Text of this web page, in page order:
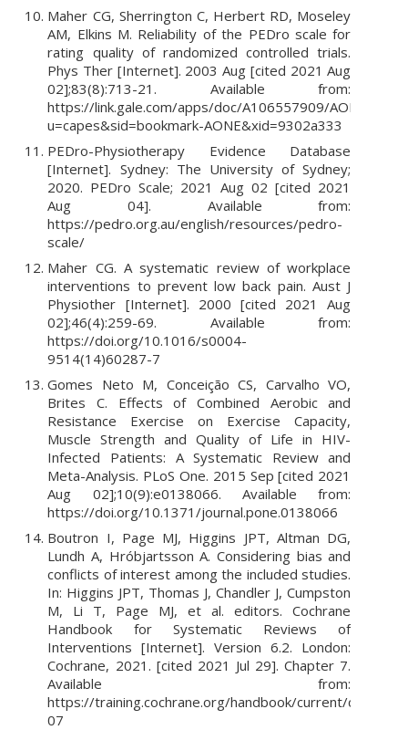
Maher CG, Sherrington C, Herbert RD, Moseley
AM, Elkins M. Reliability of the PEDro scale for
rating quality of randomized controlled trials.
Phys Ther [Internet]. 2003 Aug [cited 2021 Aug
02];83(8):713-21. Available from:
https://link.gale.com/apps/doc/A106557909/AONE?
u=capes&sid=bookmark-AONE&xid=9302a333
PEDro-Physiotherapy Evidence Database
[Internet]. Sydney: The University of Sydney;
2020. PEDro Scale; 2021 Aug 02 [cited 2021
Aug 04]. Available from:
https://pedro.org.au/english/resources/pedro-
scale/
Maher CG. A systematic review of workplace
interventions to prevent low back pain. Aust J
Physiother [Internet]. 2000 [cited 2021 Aug
02];46(4):259-69. Available from:
https://doi.org/10.1016/s0004-
9514(14)60287-7
Gomes Neto M, Conceição CS, Carvalho VO,
Brites C. Effects of Combined Aerobic and
Resistance Exercise on Exercise Capacity,
Muscle Strength and Quality of Life in HIV-
Infected Patients: A Systematic Review and
Meta-Analysis. PLoS One. 2015 Sep [cited 2021
Aug 02];10(9):e0138066. Available from:
https://doi.org/10.1371/journal.pone.0138066
Boutron I, Page MJ, Higgins JPT, Altman DG,
Lundh A, Hróbjartsson A. Considering bias and
conflicts of interest among the included studies.
In: Higgins JPT, Thomas J, Chandler J, Cumpston
M, Li T, Page MJ, et al. editors. Cochrane
Handbook for Systematic Reviews of
Interventions [Internet]. Version 6.2. London:
Cochrane, 2021. [cited 2021 Jul 29]. Chapter 7.
Available from:
https://training.cochrane.org/handbook/current/chapter-
07